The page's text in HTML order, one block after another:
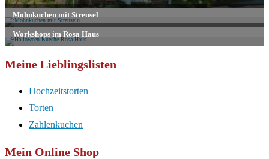
Meine Lieblingslisten
Hochzeitstorten
Torten
Zahlenkuchen
Mein Online Shop